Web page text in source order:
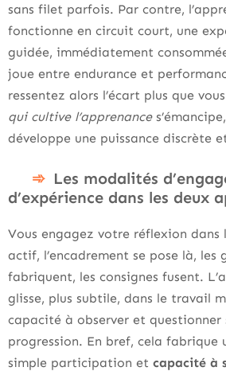
sans filet parfois. Par contre,
fonctionne en circuit court, une
guidée, immédiatement
joue entre endurance et
ressentez alors l’écart plus que
qui cultive l’apprenance
développe une puissance discrète
Les modalités
d’expérience dans les deux
Vous engagez votre réflexion dans
actif, l’encadrement se pose là, les
fabriquent, les consignes fusent.
glisse, plus subtile, dans le travail
capacité à observer et questionner
progression. En bref, cela fabrique
simple participation et capacité à